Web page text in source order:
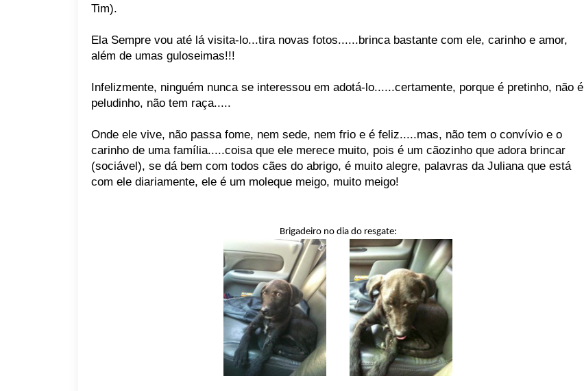
Tim).
Ela Sempre vou até lá visita-lo...tira novas fotos......brinca bastante com ele, carinho e amor,
além de umas guloseimas!!!
Infelizmente, ninguém nunca se interessou em adotá-lo......certamente, porque é pretinho, não é
peludinho, não tem raça.....
Onde ele vive, não passa fome, nem sede, nem frio e é feliz.....mas, não tem o convívio e o
carinho de uma família.....coisa que ele merece muito, pois é um cãozinho que adora brincar
(sociável), se dá bem com todos cães do abrigo, é muito alegre, palavras da Juliana que está
com ele diariamente, ele é um moleque meigo, muito meigo!
Brigadeiro no dia do resgate: